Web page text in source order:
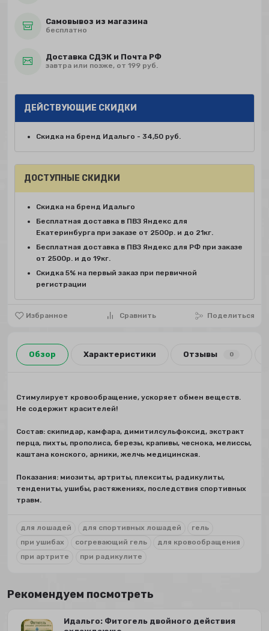
Самовывоз из магазина
бесплатно
Доставка СДЭК и Почта РФ
завтра или позже, от 199 руб.
Избранное Сравнить Поделиться
ДЕЙСТВУЮЩИЕ СКИДКИ
Скидка на бренд Идальго - 34,50 руб.
ДОСТУПНЫЕ СКИДКИ
Скидка на бренд Идальго
Бесплатная доставка в ПВЗ Яндекс для
Екатеринбурга при заказе от 2500р. и до 21кг.
Бесплатная доставка в ПВЗ Яндекс для РФ при заказе
от 2500р. и до 19кг.
Скидка 5% на первый заказ при первичной
регистрации
Обзор Характеристики Отзывы 0
Стимулирует кровообращение, ускоряет обмен веществ.
Не содержит красителей!
Состав: скипидар, камфара, димитилсульфоксид, экстракт
перца, пихты, прополиса, березы, крапивы, чеснока, мелиссы,
каштана конского, арники, желчь медицинская.
Показания: миозиты, артриты, плекситы, радикулиты,
тендениты, ушибы, растяжениях, последствия спортивных
травм.
для лошадей для спортивных лошадей
гель
при ушибах
согревающий гель
для кровообращения
при артрите
при радикулите
Рекомендуем посмотреть
Идальго: Фитогель двойного действия